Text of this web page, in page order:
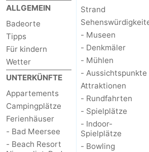
ALLGEMEIN
Badeorte
Tipps
Für kindern
Wetter
UNTERKÜNFTE
Appartements
Campingplätze
Ferienhäuser
- Bad Meersee
- Beach Resort
Strand
- Museen
- Denkmäler
- Mühlen
- Aussichtspunkte
Attraktionen
- Rundfahrten
- Spielplätze
- Indoor-
Spielplätze
- Bowling